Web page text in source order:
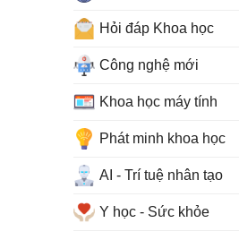
Hỏi đáp Khoa học
Công nghệ mới
Khoa học máy tính
Phát minh khoa học
AI - Trí tuệ nhân tạo
Y học - Sức khỏe